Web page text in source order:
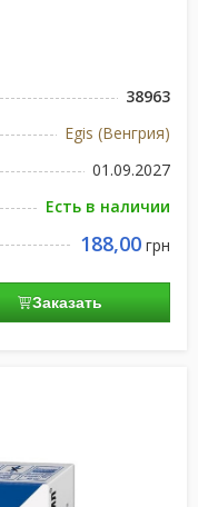
38963
Egis (Венгрия)
01.09.2027
Есть в наличии
188,00 грн
Заказать